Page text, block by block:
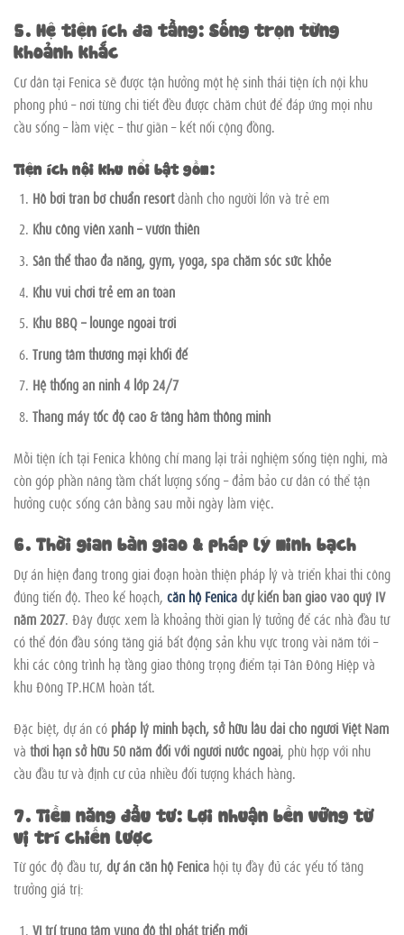
5. Hệ tiện ích đa tầng: Sống trọn từng
khoảnh khắc
Cư dân tại Fenica sẽ được tận hưởng một hệ sinh thái tiện ích nội khu
phong phú – nơi từng chi tiết đều được chăm chút để đáp ứng mọi nhu
cầu sống – làm việc – thư giãn – kết nối cộng đồng.
Tiện ích nội khu nổi bật gồm:
Hồ bơi tràn bờ chuẩn resortdành cho người lớn và trẻ em
Khu công viên xanh – vườn thiền
Sân thể thao đa năng, gym, yoga, spa chăm sóc sức khỏe
Khu vui chơi trẻ em an toàn
Khu BBQ – lounge ngoài trời
Trung tâm thương mại khối đế
Hệ thống an ninh 4 lớp 24/7
Thang máy tốc độ cao & tầng hầm thông minh
Mỗi tiện ích tại Fenica không chỉ mang lại trải nghiệm sống tiện nghi, mà
còn góp phần nâng tầm chất lượng sống – đảm bảo cư dân có thể tận
hưởng cuộc sống cân bằng sau mỗi ngày làm việc.
6. Thời gian bàn giao & pháp lý minh bạch
Dự án hiện đang trong giai đoạn hoàn thiện pháp lý và triển khai thi công
đúng tiến độ. Theo kế hoạch, căn hộ Fenicadự kiến bàn giao vào quý IV
năm 2027. Đây được xem là khoảng thời gian lý tưởng để các nhà đầu tư
có thể đón đầu sóng tăng giá bất động sản khu vực trong vài năm tới –
khi các công trình hạ tầng giao thông trọng điểm tại Tân Đông Hiệp và
khu Đông TP.HCM hoàn tất.
Đặc biệt, dự án có pháp lý minh bạch, sở hữu lâu dài cho người Việt Nam
và thời hạn sở hữu 50 năm đối với người nước ngoài, phù hợp với nhu
cầu đầu tư và định cư của nhiều đối tượng khách hàng.
7. Tiềm năng đầu tư: Lợi nhuận bền vững từ
vị trí chiến lược
Từ góc độ đầu tư, dự án căn hộ Fenica hội tụ đầy đủ các yếu tố tăng
trưởng giá trị:
Vị trí trung tâm vùng đô thị phát triển mới